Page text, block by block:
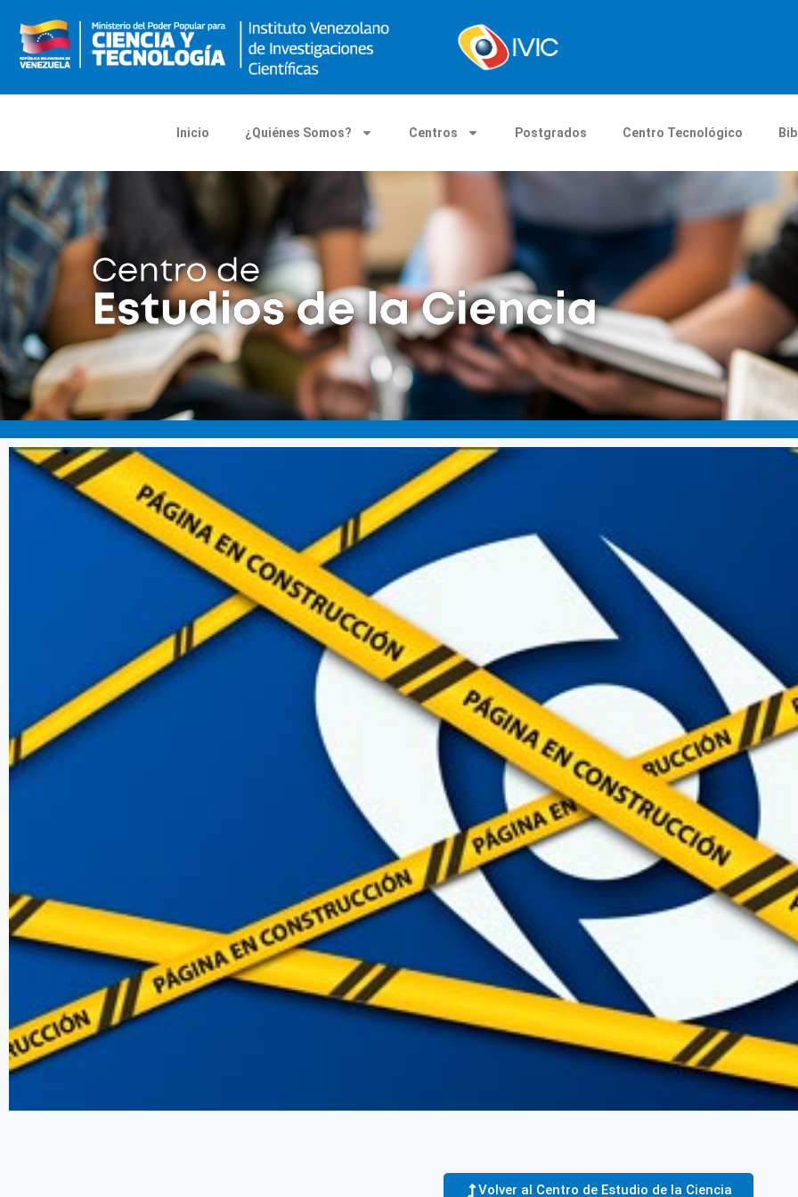
Inicio ¿Quiénes Somos? Centros Postgrados Centro Tecnológico
Volver al Centro de Estudio de la Ciencia